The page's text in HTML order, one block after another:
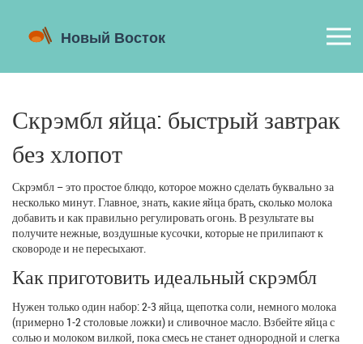
Скрэмбл яйца: быстрый завтрак
без хлопот
Скрэмбл – это простое блюдо, которое можно сделать буквально за
несколько минут. Главное, знать, какие яйца брать, сколько молока
добавить и как правильно регулировать огонь. В результате вы
получите нежные, воздушные кусочки, которые не прилипают к
сковороде и не пересыхают.
Как приготовить идеальный скрэмбл
Нужен только один набор: 2‑3 яйца, щепотка соли, немного молока
(примерно 1‑2 столовые ложки) и сливочное масло. Взбейте яйца с
солью и молоком вилкой, пока смесь не станет однородной и слегка